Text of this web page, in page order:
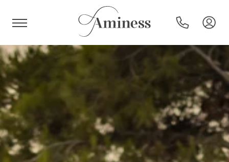
HR
Hoteli in resorti
Kampi
Posebne ponudbe